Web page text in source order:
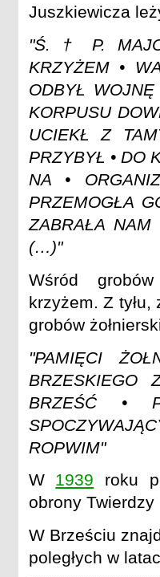
Juszkiewicza
"Ś. † P.
KRZYŻEM •
ODBYŁ
KORPUSU
UCIEKŁ Z
PRZYBYŁ • DO
NA •
PRZEMOGŁA
ZABRAŁA NAM
(…)"
Wśród
krzyżem. Z
grobów
"PAMIĘCI
BRZESKIEGO
BRZEŚĆ •
ROPWIM"
W 1939 roku
obrony Twierdzy
W Brześciu
poległych w